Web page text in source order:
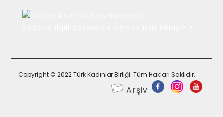
Copyright © 2022 Türk Kadınlar Birliği. Tüm Hakları Saklıdır.
Arşiv